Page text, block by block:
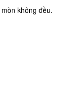
không đều.